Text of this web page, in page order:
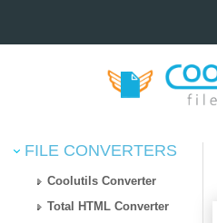
FILE CONVERTERS
Coolutils Converter
Total HTML Converter